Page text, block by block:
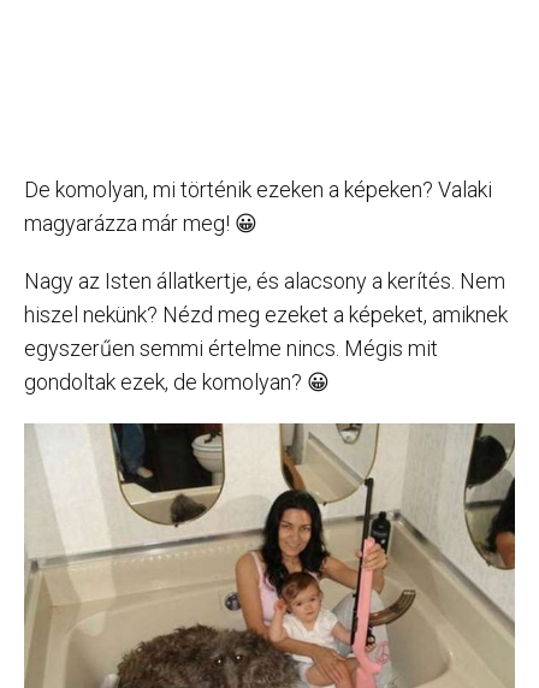
De komolyan, mi történik ezeken a képeken? Valaki
magyarázza már meg! 😀
Nagy az Isten állatkertje, és alacsony a kerítés. Nem
hiszel nekünk? Nézd meg ezeket a képeket, amiknek
egyszerűen semmi értelme nincs. Mégis mit
gondoltak ezek, de komolyan? 😀